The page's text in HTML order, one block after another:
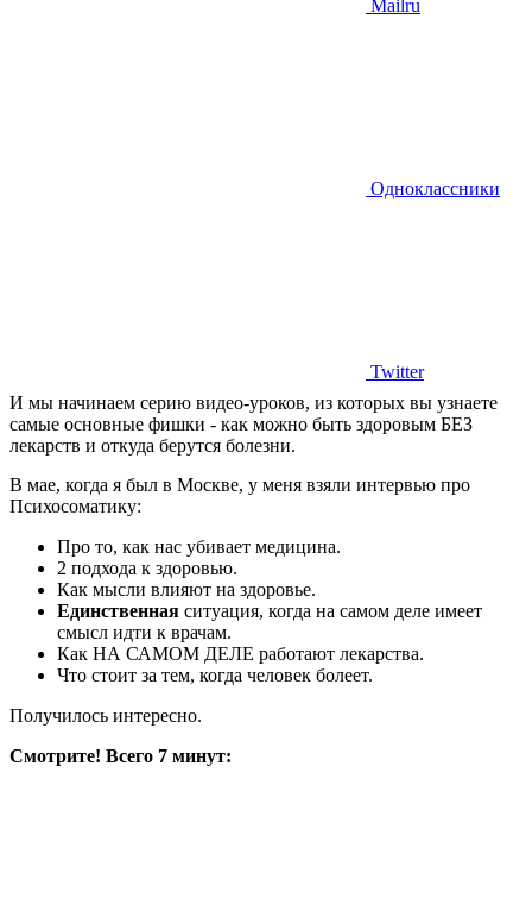
Mailru
Одноклассники
Twitter
И мы начинаем серию видео-уроков, из которых вы узнаете
самые основные фишки - как можно быть здоровым БЕЗ
лекарств и откуда берутся болезни.
В мае, когда я был в Москве, у меня взяли интервью про
Психосоматику:
Про то, как нас убивает медицина.
2 подхода к здоровью.
Как мысли влияют на здоровье.
Единственная ситуация, когда на самом деле имеет
смысл идти к врачам.
Как НА САМОМ ДЕЛЕ работают лекарства.
Что стоит за тем, когда человек болеет.
Получилось интересно.
Смотрите! Всего 7 минут: